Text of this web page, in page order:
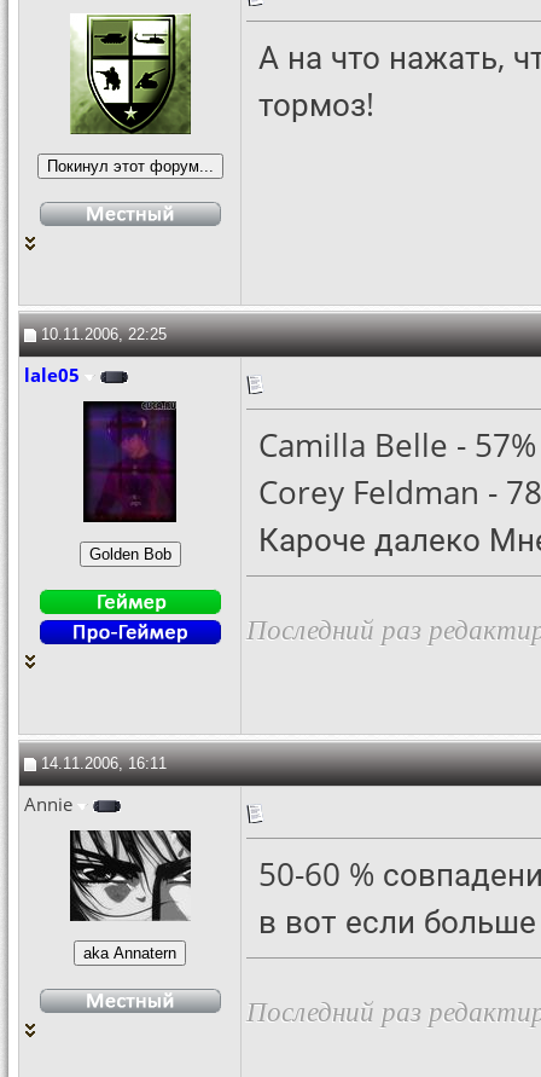
А на что нажать,
тормоз!
10.11.2006, 22:25
lale05
Camilla Belle - 57%
Corey Feldman -
Кароче далеко
Последний раз
14.11.2006, 16:11
Annie
50-60 %
в вот если
Последний раз